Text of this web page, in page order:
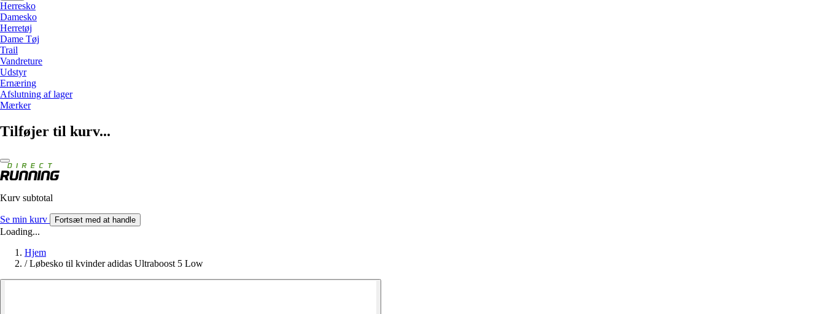
Herresko
Damesko
Herretøj
Dame Tøj
Trail
Vandreture
Udstyr
Ernæring
Afslutning af lager
Mærker
Tilføjer til kurv...
Kurv subtotal
Se min kurv Fortsæt med at handle
Loading...
Hjem
/ Løbesko til kvinder adidas Ultraboost 5 Low